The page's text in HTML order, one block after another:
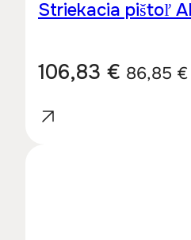
Striekacia pištoľ
106,83 € 86,85 €